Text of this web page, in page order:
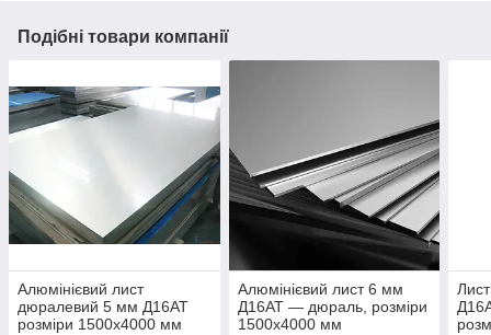
Подібні товари компанії
Алюмінієвий лист
дюралевий 5 мм Д16АТ
розміри 1500х4000 мм
Алюмінієвий лист 6 мм
Д16АТ — дюраль, розміри
1500х4000 мм